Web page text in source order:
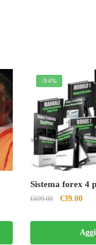
-94%
Sistema forex 4
€699.00
Il
originale
€39.00Il
è: